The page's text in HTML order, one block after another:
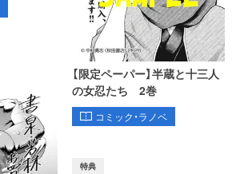
【限定ペーパー】半蔵と十三人
の女忍たち 2巻
コミック・ラノベ
特典